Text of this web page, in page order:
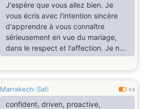
J'espère que vous allez bien. Je
vous écris avec l'intention sincère
d'apprendre à vous connaître
sérieusement en vue du mariage,
dans le respect et l'affection. Je ne
recherche pas la perfection, mais
plutôt un partenaire sincère avec qui
les bas de la vie et construire
ensemble un foyer d'amour et de
Marrakech-Safi 0.6
confident, driven, proactive,